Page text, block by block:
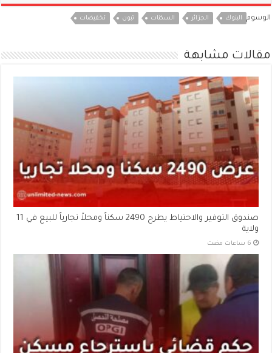
الوسوم البنوك الجزائر السكنات تبون تخفيضات
مقالات مشابهة
صندوق التوفير والاحتياط يطرح 2490 سكناً ومحلاً تجارياً للبيع في 11
ولاية